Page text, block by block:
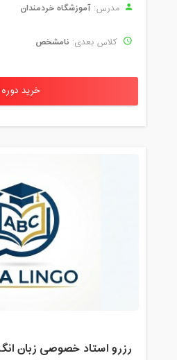
مدرس: آموزشگاه خردمندان
کلاس بعدی: نامشخص
خرید دوره